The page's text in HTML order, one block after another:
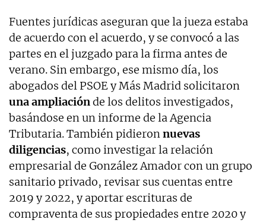
Fuentes jurídicas aseguran que la jueza estaba
de acuerdo con el acuerdo, y se convocó a las
partes en el juzgado para la firma antes de
verano. Sin embargo, ese mismo día, los
abogados del PSOE y Más Madrid solicitaron
una ampliaciónde los delitos investigados,
basándose en un informe de la Agencia
Tributaria. También pidieronnuevas
diligencias, como investigar la relación
empresarial de González Amador con un grupo
sanitario privado, revisar sus cuentas entre
2019 y 2022, y aportar escrituras de
compraventa de sus propiedades entre 2020 y